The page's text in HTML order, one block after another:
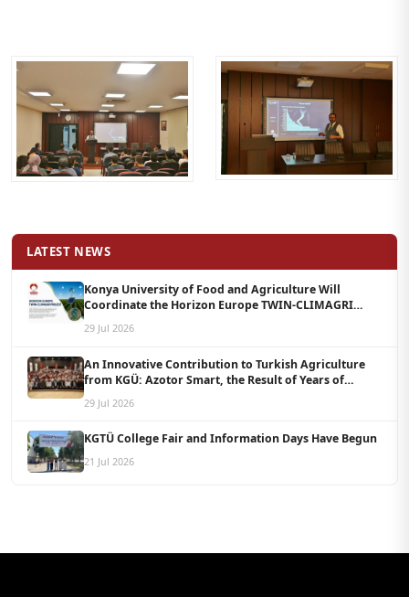
LATEST NEWS
Konya University of Food and Agriculture Will
Coordinate the Horizon Europe TWIN-CLIMAGRI
29 Jul 2026
An Innovative Contribution to Turkish Agriculture
from KGÜ: Azotor Smart, the Result of Years of
29 Jul 2026
KGTÜ College Fair and Information Days Have Begun
21 Jul 2026